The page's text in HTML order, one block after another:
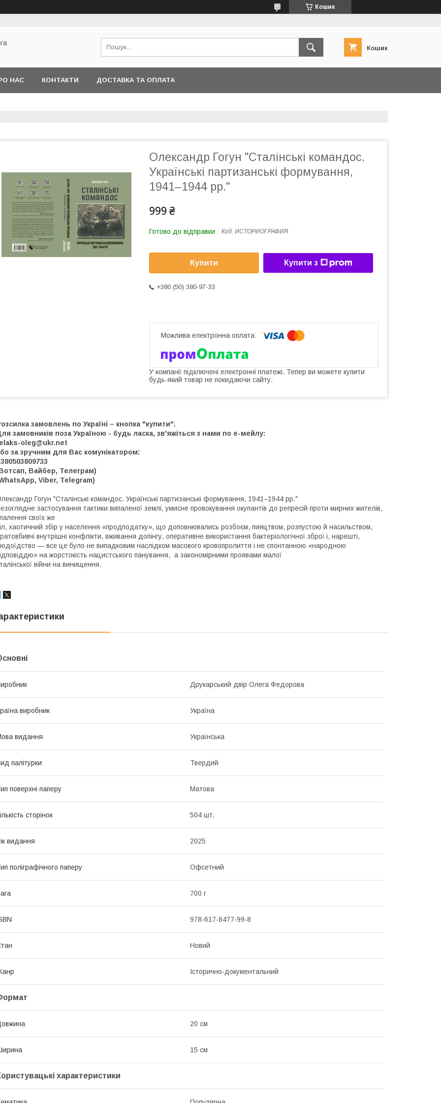
Кошик
Кошик
НАС КОНТАКТИ ДОСТАВКА ТА ОПЛАТА
Олександр Гогун "Сталінські командос.
Українські партизанські формування,
1941–1944 рр."
999 ₴
Готово до відправки Код: ИСТОРИОГРАФИЯ
Купити Купити з
+380 (50) 380-97-33
У компанії підключені електронні платежі. Тепер ви можете купити
будь-який товар не покидаючи сайту.
замовлень по Україні – кнопка "купити".
замовників поза Україною - будь ласка, зв'яжіться з нами по е-мейлу:
oleg@ukr.net
за зручним для Вас комунікатором:
Вайбер, Телеграм)
Viber, Telegram)
Гогун "Сталінські командос. Українські партизанські формування, 1941–1944 рр."
застосування тактики випаленої землі, умисне провокування окупантів до репресій проти мирних жителів,
своїх же
хаотичний збір у населення «продподатку», що доповнювались розбоєм, пияцтвом, розпустою й насильством,
внутрішні конфлікти, вживання допінгу, оперативне використання бактеріологічної зброї і, нарешті,
— все це було не випадковим наслідком масового кровопролиття і не спонтанною «народною
на жорстокість нацистського панування, а закономірними проявами малої
війни на винищення.
Друкарський двір Олега Федорова
виробник Україна
видання Українська
палітурки Твердий
поверхні паперу Матова
сторінок 504 шт.
видання 2025
поліграфічного паперу Офсетний
700 г
978-617-8477-99-8
Новий
Історично-документальний
20 см
15 см
характеристики